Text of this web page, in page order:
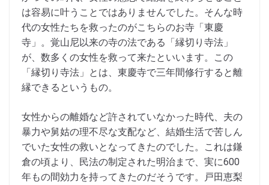
は容易に叶うことではありませんでした。そんな時
代の女性たちを救ったのがこちらのお寺「東慶
寺」。覚山尼以来の寺の法である「縁切り寺法」
が、数多くの女性を救って来たといいます。この
「縁切り寺法」とは、東慶寺で三年間修行すると離
縁できるというもの。
女性からの離婚など許されていなかった時代、夫の
暴力や舅姑の理不尽な支配など、結婚生活で苦しん
でいた女性の救いとなってきたのでした。これは鎌
倉の頃より、民法の制定された明治まで、実に600
年もの間効力を持ってきたのだそうです。戸田恵梨